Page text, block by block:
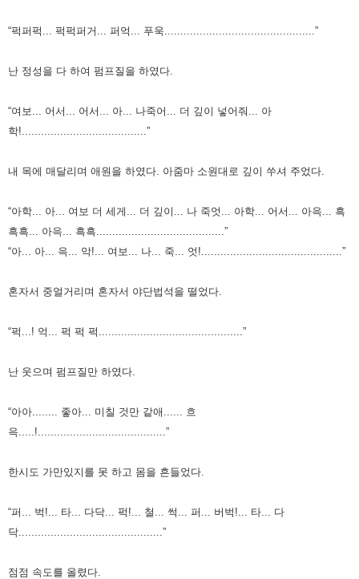
“퍽퍼퍽... 퍽퍽퍼거... 퍼억... 푸욱...............................................”
난 정성을 다 하여 펌프질을 하였다.
“여보... 어서... 어서... 아... 나죽어... 더 깊이 넣어줘... 아
학!.......................................”
내 목에 매달리며 애원을 하였다. 아줌마 소원대로 깊이 쑤셔 주었다.
“아학... 아... 여보 더 세게... 더 깊이... 나 죽엇... 아학... 어서... 아윽... 흑
흑흑... 아윽... 흑흑........................................”
“아... 아... 윽... 악!... 여보... 나... 죽... 엇!............................................”
혼자서 중얼거리며 혼자서 야단법석을 떨었다.
“퍽...! 억... 퍽 퍽 퍽.............................................”
난 웃으며 펌프질만 하였다.
“아아........ 좋아... 미칠 것만 같애...... 흐
윽.....!........................................”
한시도 가만있지를 못 하고 몸을 흔들었다.
“퍼... 벅!... 타... 다닥... 퍽!... 철... 썩... 퍼... 버벅!... 타... 다
닥.............................................”
점점 속도를 올렸다.